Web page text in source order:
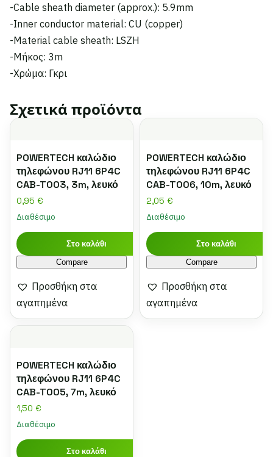
-Cable sheath diameter (approx.): 5.9mm
-Inner conductor material: CU (copper)
-Material cable sheath: LSZH
-Μήκος: 3m
-Χρώμα: Γκρι
Σχετικά προϊόντα
POWERTECH καλώδιο
τηλεφώνου RJ11 6P4C
CAB-T003, 3m, λευκό
0,95 €
Διαθέσιμο
Στο καλάθι
Compare
Προσθήκη στα
αγαπημένα
POWERTECH καλώδιο
τηλεφώνου RJ11 6P4C
CAB-T006, 10m, λευκό
2,05 €
Διαθέσιμο
Στο καλάθι
Compare
Προσθήκη στα
αγαπημένα
POWERTECH καλώδιο
τηλεφώνου RJ11 6P4C
CAB-T005, 7m, λευκό
1,50 €
Διαθέσιμο
Στο καλάθι